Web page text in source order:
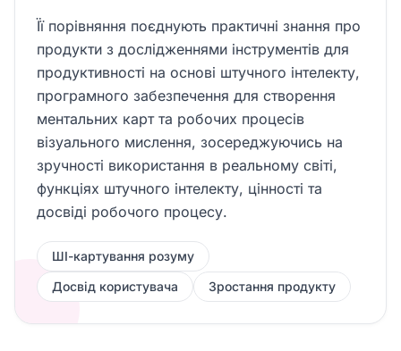
Її порівняння поєднують практичні знання про
продукти з дослідженнями інструментів для
продуктивності на основі штучного інтелекту,
програмного забезпечення для створення
ментальних карт та робочих процесів
візуального мислення, зосереджуючись на
зручності використання в реальному світі,
функціях штучного інтелекту, цінності та
досвіді робочого процесу.
ШІ-картування розуму
Досвід користувача
Зростання продукту